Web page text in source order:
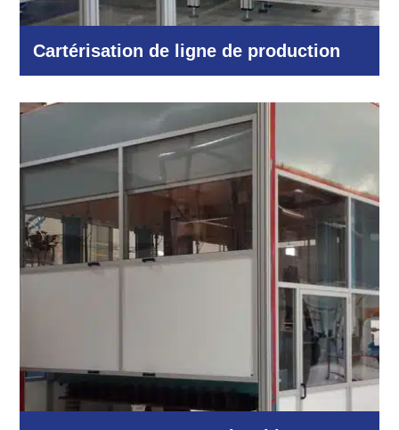
Cartérisation de ligne de production
Industrie et production